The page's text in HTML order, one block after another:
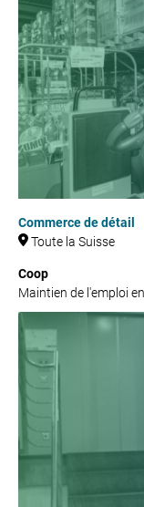
Commerce de détail
Toute la Suisse
Coop
Maintien de l'emploi